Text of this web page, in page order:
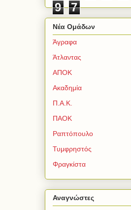
9
7
Νέα Ομάδων
Άγραφα
Άτλαντας
ΑΠΟΚ
Ακαδημία
Π.Α.Κ.
ΠΑΟΚ
Ραπτόπουλο
Τυμφρηστός
Φραγκίστα
Αναγνώστες